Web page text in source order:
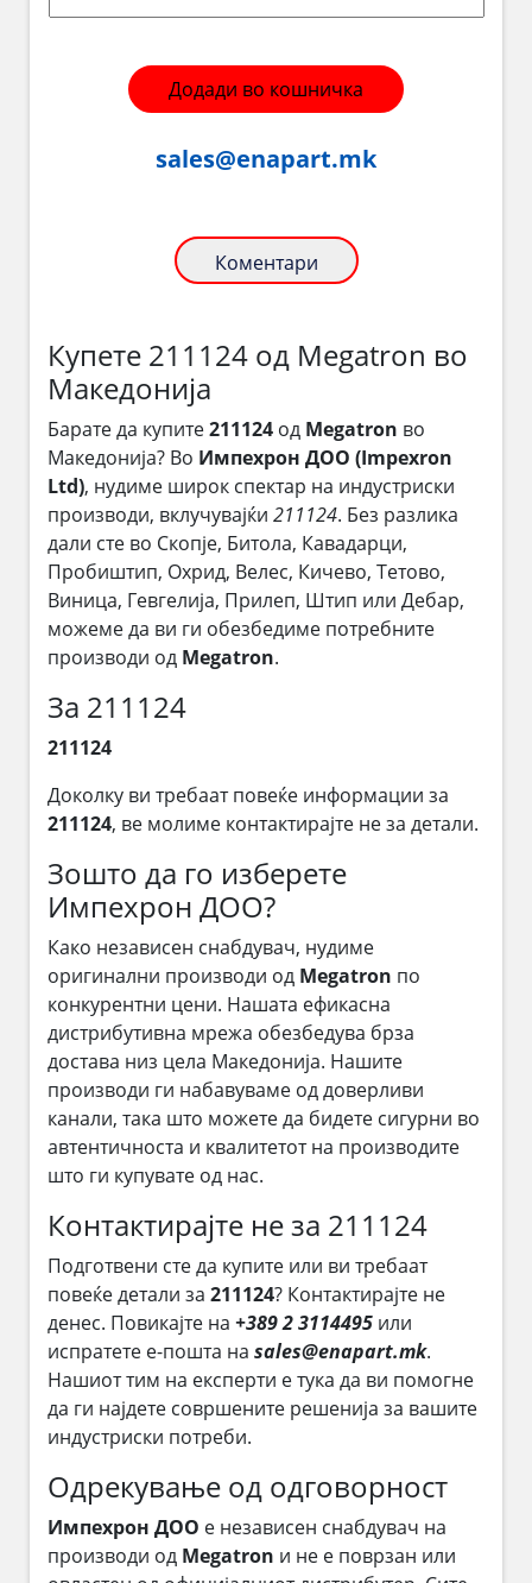
Додади во кошничка
sales@enapart.mk
Коментари
Купете 211124 од Megatron во
Македонија
Барате да купите211124 од Megatron во
Македонија? Во Импехрон ДОО (Impexron
Ltd), нудиме широк спектар на индустриски
производи, вклучувајќи 211124. Без разлика
дали сте во Скопје, Битола, Кавадарци,
Пробиштип, Охрид, Велес, Кичево, Тетово,
Виница, Гевгелија, Прилеп, Штип или Дебар,
можеме да ви ги обезбедиме потребните
производи од Megatron.
За 211124
211124
Доколку ви требаат повеќе информации за
211124, ве молиме контактирајте не за детали.
Зошто да го изберете
Импехрон ДОО?
Како независен снабдувач, нудиме
оригинални производи од Megatron по
конкурентни цени. Нашата ефикасна
дистрибутивна мрежа обезбедува брза
достава низ цела Македонија. Нашите
производи ги набавуваме од доверливи
канали, така што можете да бидете сигурни во
автентичноста и квалитетот на производите
што ги купувате од нас.
Контактирајте не за 211124
Подготвени сте да купите или ви требаат
повеќе детали за 211124? Контактирајте не
денес. Повикајте на +389 2 3114495 или
испратете е-пошта на sales@enapart.mk.
Нашиот тим на експерти е тука да ви помогне
да ги најдете совршените решенија за вашите
индустриски потреби.
Одрекување од одговорност
Импехрон ДОО е независен снабдувач на
производи од Megatron и не е поврзан или